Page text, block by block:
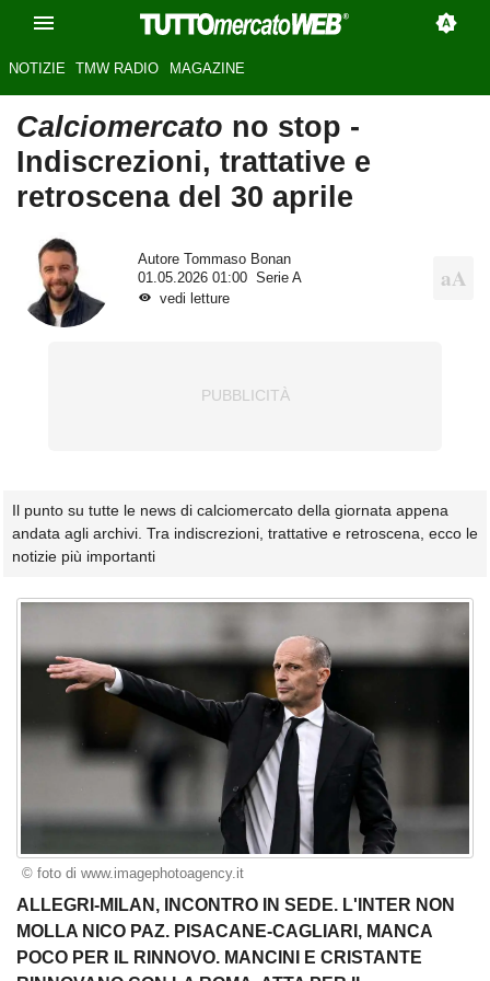
NOTIZIE TMW RADIO MAGAZINE
Calciomercato no stop -
Indiscrezioni, trattative e
retroscena del 30 aprile
Autore
Tommaso Bonan
01.05.2026 01:00
Serie A
vedi letture
Il punto su tutte le news di calciomercato della giornata appena
andata agli archivi. Tra indiscrezioni, trattative e retroscena, ecco le
notizie più importanti
© foto di www.imagephotoagency.it
ALLEGRI-MILAN, INCONTRO IN SEDE. L'INTER NON
MOLLA NICO PAZ. PISACANE-CAGLIARI, MANCA
POCO PER IL RINNOVO. MANCINI E CRISTANTE